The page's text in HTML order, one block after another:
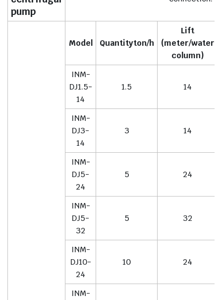
pump
Model Quantityton/h
Lift
(meter/water
column)
INM-
DJ1.5-
14
1.5 14
INM-
DJ3-
14
3 14
INM-
DJ5-
24
5 24
INM-
DJ5-
32
5 32
INM-
DJ10-
24
10 24
INM-